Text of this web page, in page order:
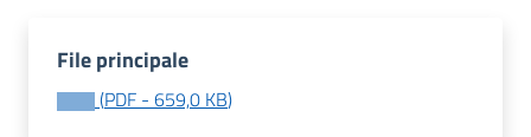
argomenti...
File principale
(PDF - 659,0 KB)